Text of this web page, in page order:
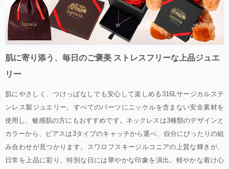
肌に寄り添う、毎日のご褒美 ストレスフリーな上品ジュエ
リー
肌にやさしく、つけっぱなしでも安心して楽しめる316Lサージカルステ
ンレス製ジュエリー。すべてのパーツにニッケルを含まない安全素材を
使用し、敏感肌の方にもおすすめです。ネックレスは3種類のデザインと
カラーから、ピアスは3タイプのキャッチから選べ、自分にぴったりの組
み合わせが見つかります。スワロフスキージルコニアの上質な輝きが、
日常を上品に彩り、特別な日には華やかな印象を演出。軽やかな着け心